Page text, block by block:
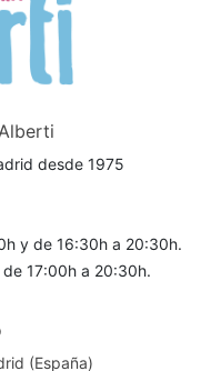
desde 1975
y de 16:30h a 20:30h.
17:00h a 20:30h.
(España)